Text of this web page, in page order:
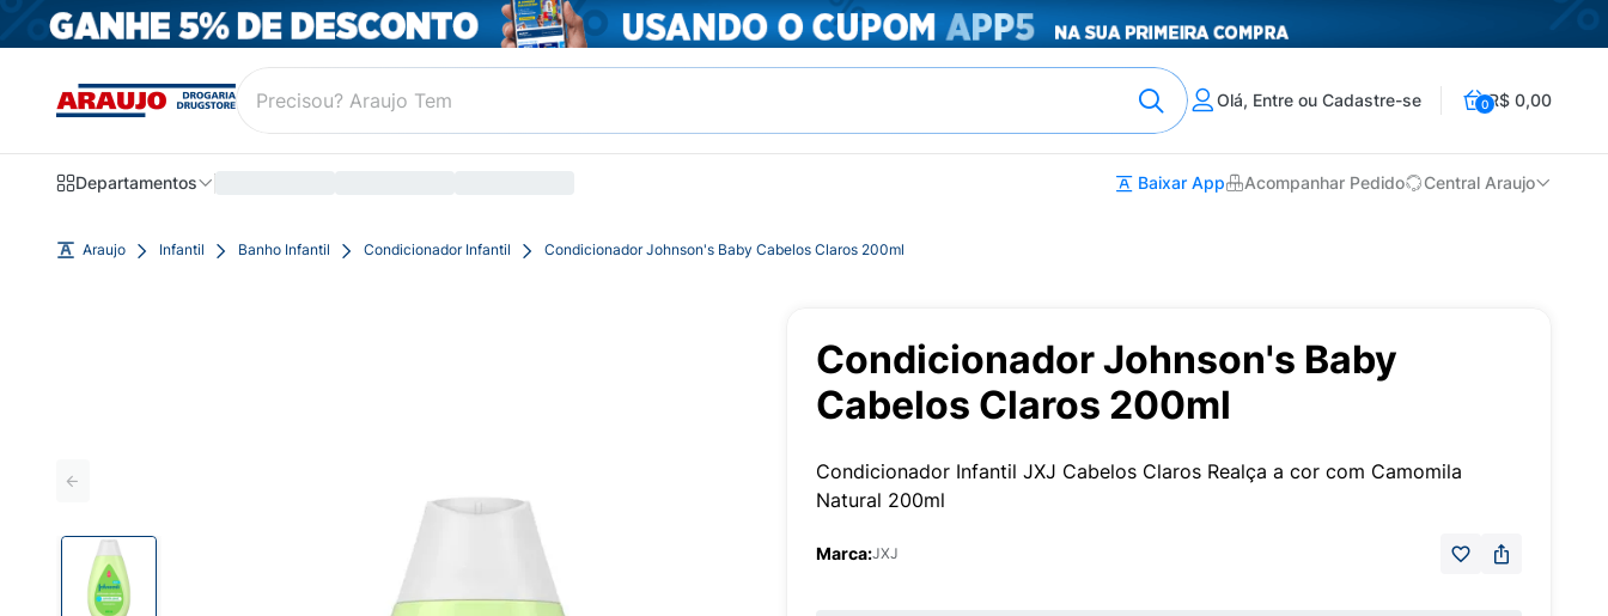
Olá, Entre ou Cadastre-se 0R$ 0,00
Departamentos Baixar App Acompanhar Pedido Central Araujo
Araujo Infantil Banho Infantil Condicionador Infantil Condicionador Johnson's Baby Cabelos Claros 200ml
Condicionador Johnson's Baby
Cabelos Claros 200ml
Condicionador Infantil JXJ Cabelos Claros Realça a cor com Camomila
Natural 200ml
Marca:JXJ